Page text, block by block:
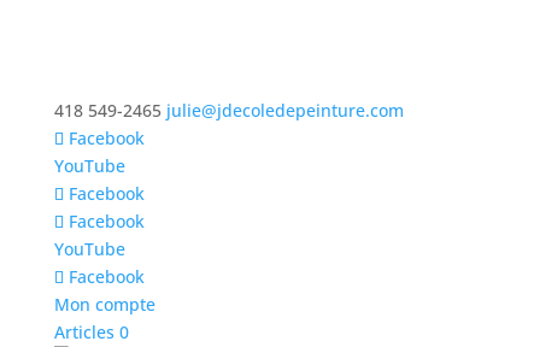
418 549-2465 julie@jdecoledepeinture.com
Facebook
YouTube
Facebook
Facebook
YouTube
Facebook
Mon compte
Articles 0